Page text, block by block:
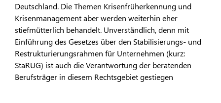
Deutschland. Die Themen Krisenfrüherkennung und
Krisenmanagement aber werden weiterhin eher
stiefmütterlich behandelt. Unverständlich, denn mit
Einführung des Gesetzes über den Stabilisierungs- und
Restrukturierungsrahmen für Unternehmen (kurz:
StaRUG) ist auch die Verantwortung der beratenden
Berufsträger in diesem Rechtsgebiet gestiegen